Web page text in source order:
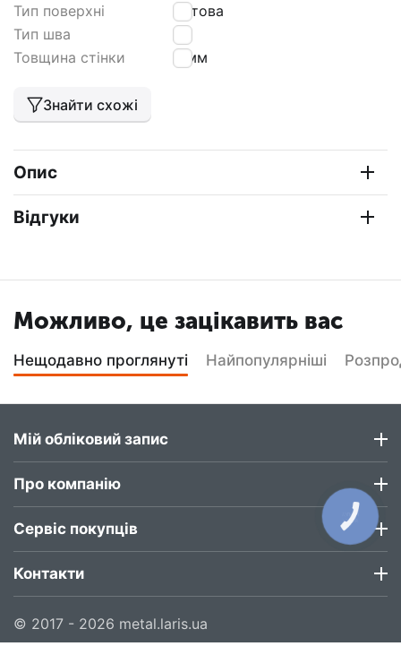
Тип поверхні
матова
Тип шва
HF
Товщина стінки
3 мм
Знайти схожі
Опис
Відгуки
Можливо, це зацікавить вас
Нещодавно проглянуті Найпопулярніші
Мій обліковий запис
Про компанію
Сервіс покупців
Контакти
© 2017 - 2026 metal.laris.ua
КНОПКА
ЗВ'ЯЗКУ